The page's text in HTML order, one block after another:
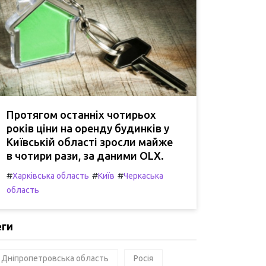
Протягом останніх чотирьох
років ціни на оренду будинків у
Київській області зросли майже
в чотири рази, за даними OLX.
#Харківська область #Київ #Черкаська
область
Дніпропетровська область Росія